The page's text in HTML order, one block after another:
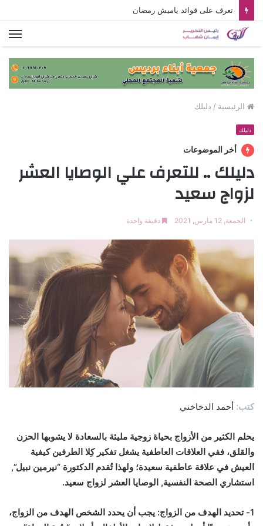
تعرف على فوائد ياميش رمضان
الرئيسية / دليلك
دليلك
أخر الموضوعات
دليلك .. للتعرف علي الوصايا العشر
لزواج سعيد
الجمعة, 12 مارس, 2021 دقيقة واحدة
كتب: أحمد الدخاخني
يحلم الكثير من الأزواج بحياة زوجية مليئة بالسعادة لا يشوبها الحزن
والقلق، ففي العلاقات العاطفية يشغل تفكير كِلا الطرفين كيفية
العيش في علاقة عاطفية سعيدة؛ ولهذا تُقدم الدكتورة “نيرمين نبيل”,
استشاري الصحة النفسية, الوصايا العشر لزواج سعيد.
1- تحديد الهدف من الزواج:
يجب أن يحدد الشخص الهدف من الزواج،